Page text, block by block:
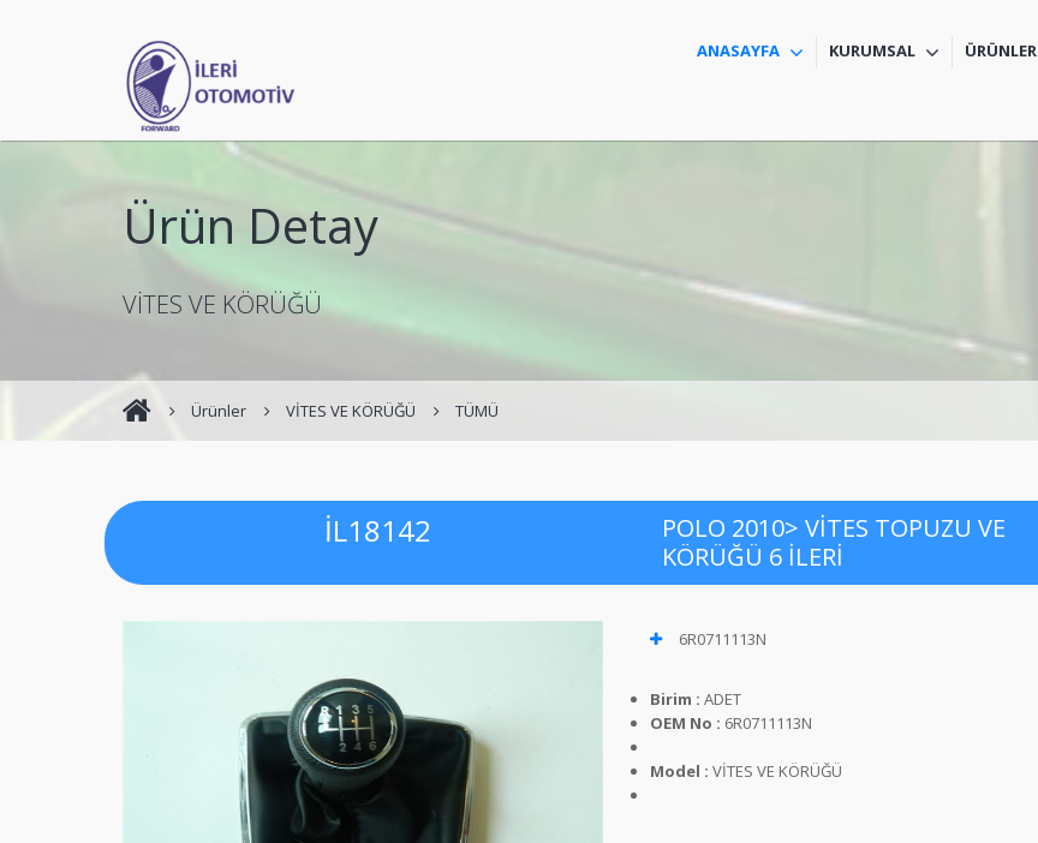
ANASAYFA KURUMSAL ÜRÜNLER
Ürün Detay
VİTES VE KÖRÜĞÜ
Ürünler VİTES VE KÖRÜĞÜ TÜMÜ
İL18142
POLO 2010> VİTES TOPUZU VE
KÖRÜĞÜ 6 İLERİ
6R0711113N
Birim : ADET
OEM No : 6R0711113N
Model : VİTES VE KÖRÜĞÜ